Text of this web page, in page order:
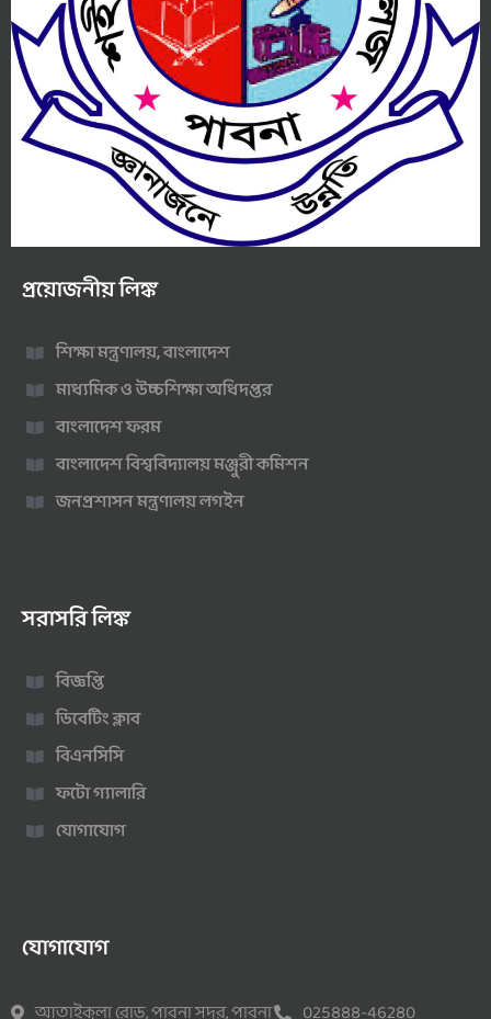
প্রয়োজনীয় লিঙ্ক
শিক্ষা মন্ত্রণালয়, বাংলাদেশ
মাধ্যমিক ও উচ্চশিক্ষা অধিদপ্তর
বাংলাদেশ ফরম
বাংলাদেশ বিশ্ববিদ্যালয় মঞ্জুরী কমিশন
জনপ্রশাসন মন্ত্রণালয় লগইন
সরাসরি লিঙ্ক
বিজ্ঞপ্তি
ডিবেটিং ক্লাব
বিএনসিসি
ফটো গ্যালারি
যোগাযোগ
যোগাযোগ
আতাইকুলা রোড, পাবনা সদর, পাবনা 025888-46280